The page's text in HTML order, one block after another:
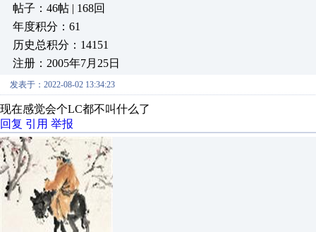
帖子：46帖 | 168回
年度积分：61
历史总积分：14151
注册：2005年7月25日
发表于：2022-08-02 13:34:23
现在感觉会个LC都不叫什么了
回复 引用 举报